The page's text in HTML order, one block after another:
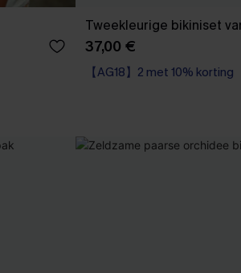
Tweekleurige bikiniset
37,00 €
【AG18】2 met 10% korting